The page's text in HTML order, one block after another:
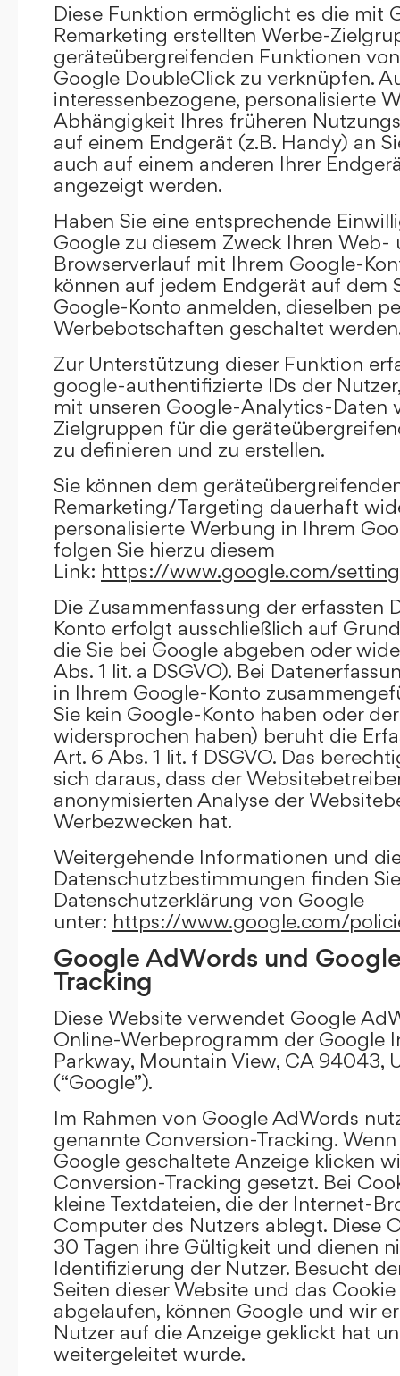
Diese Funktion ermöglicht es die mit
Remarketing erstellten Werbe-
geräteübergreifenden Funktionen
Google DoubleClick zu verknüpfen.
interessenbezogene, personalisierte
Abhängigkeit Ihres früheren
auf einem Endgerät (z.B. Handy) an
auch auf einem anderen Ihrer
angezeigt werden.
Haben Sie eine entsprechende
Google zu diesem Zweck Ihren
Browserverlauf mit Ihrem Google-
können auf jedem Endgerät auf dem
Google-Konto anmelden, dieselben
Werbebotschaften geschaltet
Zur Unterstützung dieser Funktion
google-authentifizierte IDs der
mit unseren Google-Analytics-Daten
Zielgruppen für die
zu definieren und zu erstellen.
Sie können dem
Remarketing/Targeting dauerhaft
personalisierte Werbung in Ihrem
folgen Sie hierzu diesem
Link: https://www.google.com/
Die Zusammenfassung der erfassten
Konto erfolgt ausschließlich auf
die Sie bei Google abgeben oder
Abs. 1 lit. a DSGVO). Bei
in Ihrem Google-Konto
Sie kein Google-Konto haben oder
widersprochen haben) beruht die
Art. 6 Abs. 1 lit. f DSGVO. Das
sich daraus, dass der
anonymisierten Analyse der
Werbezwecken hat.
Weitergehende Informationen und
Datenschutzbestimmungen finden
Datenschutzerklärung von Google
unter: https://www.google.com/
Google AdWords und
Tracking
Diese Website verwendet Google
Online-Werbeprogramm der Google
Parkway, Mountain View, CA 94043,
(“Google”).
Im Rahmen von Google AdWords
genannte Conversion-Tracking.
Google geschaltete Anzeige klicken
Conversion-Tracking gesetzt. Bei
kleine Textdateien, die der Internet-
Computer des Nutzers ablegt. Diese
30 Tagen ihre Gültigkeit und dienen
Identifizierung der Nutzer. Besucht
Seiten dieser Website und das
abgelaufen, können Google und wir
Nutzer auf die Anzeige geklickt hat
weitergeleitet wurde.